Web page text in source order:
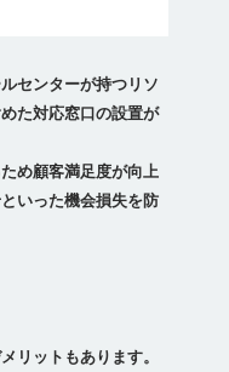
センターが持つリソ
た対応窓口の設置が
め顧客満足度が向上
いった機会損失を防
リットもあります。